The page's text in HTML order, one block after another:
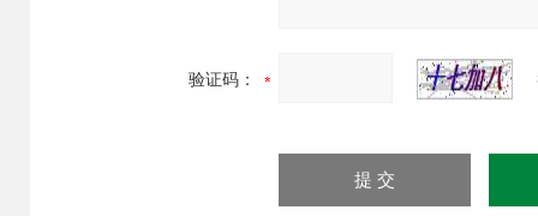
验证码：